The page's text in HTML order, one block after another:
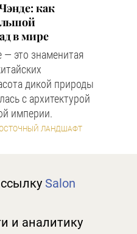
как
в мире
— это знаменитая
дикой природы
с архитектурой
империи.
ЛАНДШАФТ
Salon
и аналитику